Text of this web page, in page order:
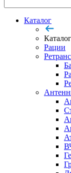
Каталог
Каталог
Рации